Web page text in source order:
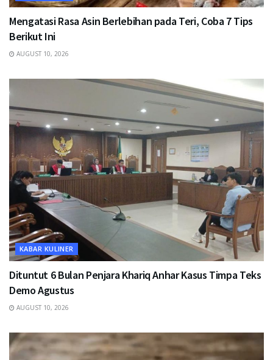
Mengatasi Rasa Asin Berlebihan pada Teri, Coba 7 Tips
Berikut Ini
AUGUST 10, 2026
KABAR KULINER
Dituntut 6 Bulan Penjara Khariq Anhar Kasus Timpa Teks
Demo Agustus
AUGUST 10, 2026